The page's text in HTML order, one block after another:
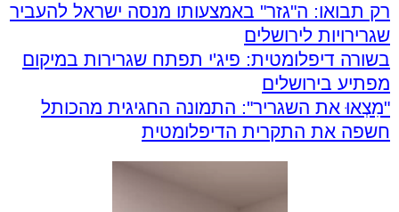
רק תבואו: ה"גזר" באמצעותו מנסה ישראל להעביר
שגרירויות לירושלים
בשורה דיפלומטית: פיג'י תפתח שגרירות במיקום
מפתיע בירושלים
"מִצְאוּ את השגריר": התמונה החגיגית מהכותל
חשפה את התקרית הדיפלומטית